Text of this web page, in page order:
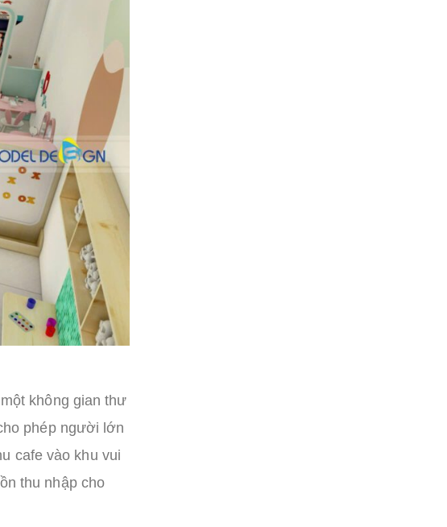
không gian thư
phép người lớn
cafe vào khu vui
thu nhập cho